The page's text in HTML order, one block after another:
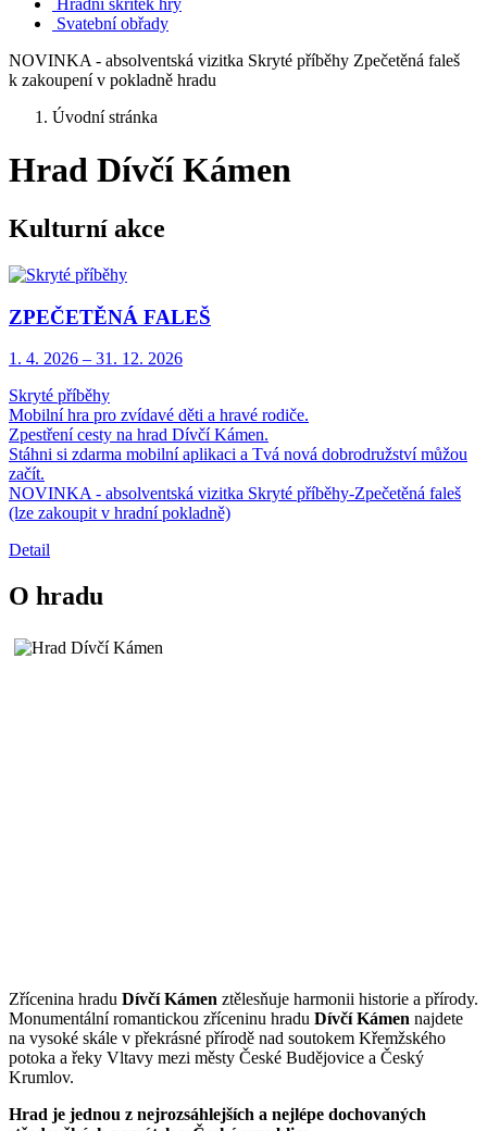
Hradní skřítek hry
Svatební obřady
NOVINKA - absolventská vizitka Skryté příběhy Zpečetěná faleš
k zakoupení v pokladně hradu
Úvodní stránka
Hrad Dívčí Kámen
Kulturní akce
ZPEČETĚNÁ FALEŠ
1. 4. 2026 – 31. 12. 2026
Skryté příběhy
Mobilní hra pro zvídavé děti a hravé rodiče.
Zpestření cesty na hrad Dívčí Kámen.
Stáhni si zdarma mobilní aplikaci a Tvá nová dobrodružství můžou
začít.
NOVINKA - absolventská vizitka Skryté příběhy-Zpečetěná faleš
(lze zakoupit v hradní pokladně)
Detail
O hradu
Zřícenina hradu Dívčí Kámen ztělesňuje harmonii historie a přírody.
Monumentální romantickou zříceninu hradu Dívčí Kámen najdete
na vysoké skále v překrásné přírodě nad soutokem Křemžského
potoka a řeky Vltavy mezi městy České Budějovice a Český
Krumlov.
Hrad je jednou z nejrozsáhlejších a nejlépe dochovaných